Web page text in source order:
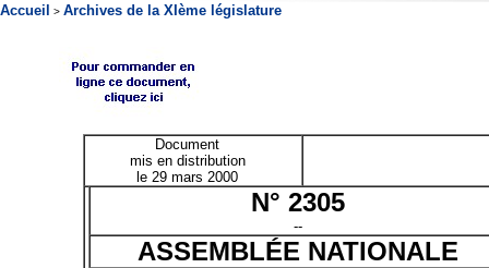
Accueil > Archives de la XIème législature
Document
mis en distribution
le 29 mars 2000
N° 2305
--
ASSEMBLÉE NATIONALE